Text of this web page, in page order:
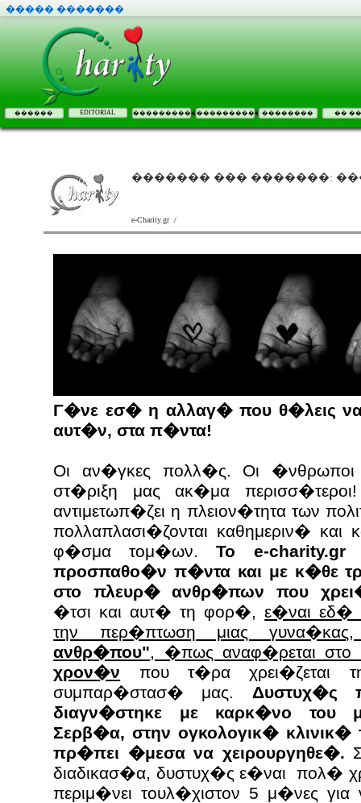
����� �������
������ EDITORIAL �������������������� �������� ��
������� ��� �������:
e-Charity.gr /
Γ�νε εσ� η αλλαγ� που θ�λεις
αυτ�ν, στα π�ντα!
Οι αν�γκες πολλ�ς. Οι �νθρωποι
στ�ριξη μας ακ�μα
αντιμετωπ�ζει η πλειον�τητα των
πολλαπλασι�ζονται καθημεριν�
φ�σμα τομ�ων.Το e-
προσπαθο�ν π�ντα και με κ�θε
στο πλευρ� ανθρ�πων που
�τσι και αυτ� τη φορ�,ε�ναι εδ�
την περ�πτωση μιας
ανθρ�που", �πως αναφ�ρεται
χρον�ν
που τ�ρα χρει�ζεται
συμπαρ�στασ� μας. Δυστυχ�ς
διαγν�στηκε με καρκ�νο
Σερβ�α, στην ογκολογικ� κλινικ�
πρ�πει �μεσα να χειρουργηθε�.
διαδικασ�α, δυστυχ�ς ε�ναι πολ�
περιμ�νει τουλ�χιστον 5 μ�νες